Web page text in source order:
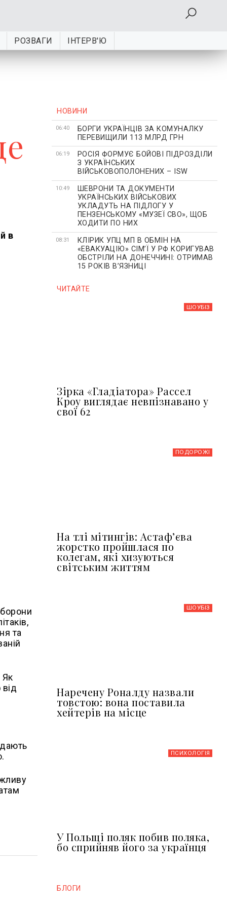
РОЗВАГИ ІНТЕРВ'Ю
в
та
Як
НОВИНИ
06:40
БОРГИ УКРАЇНЦІВ ЗА КОМУНАЛКУ
ПЕРЕВИЩИЛИ 113 МЛРД ГРН
06:19
РОСІЯ ФОРМУЄ БОЙОВІ ПІДРОЗДІЛИ
З УКРАЇНСЬКИХ
ВІЙСЬКОВОПОЛОНЕНИХ – ISW
10:49
ШЕВРОНИ ТА ДОКУМЕНТИ
УКРАЇНСЬКИХ ВІЙСЬКОВИХ
УКЛАДУТЬ НА ПІДЛОГУ У
ПЕНЗЕНСЬКОМУ «МУЗЕЇ СВО», ЩОБ
ХОДИТИ ПО НИХ
08:31
КЛІРИК УПЦ МП В ОБМІН НА
«ЕВАКУАЦІЮ» СІМʼЇ У РФ КОРИГУВАВ
ОБСТРІЛИ НА ДОНЕЧЧИНІ: ОТРИМАВ
15 РОКІВ ВʼЯЗНИЦІ
ЧИТАЙТЕ
ШОУБIЗ
Зірка «Гладіатора» Рассел
Кроу виглядає невпізнавано у
свої 62
ПОДОРОЖІ
На тлі мітингів: Астафʼєва
жорстко пройшлася по
колегам, які хизуються
світським життям
ШОУБIЗ
Наречену Роналду назвали
товстою: вона поставила
хейтерів на місце
ПСИХОЛОГІЯ
У Польщі поляк побив поляка,
бо сприйняв його за українця
БЛОГИ